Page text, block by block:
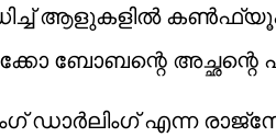
ആളുകളിൽ
ബോബന്റെ അച്ഛന്റെ
ഡാർലിംഗ് എന്ന